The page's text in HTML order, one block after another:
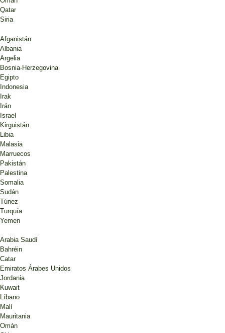
Qatar
Siria
Afganistán
Albania
Argelia
Bosnia-Herzegovina
Egipto
Indonesia
Irak
Irán
Israel
Kirguistán
Libia
Malasia
Marruecos
Pakistán
Palestina
Somalia
Sudán
Túnez
Turquía
Yemen
Arabia Saudí
Bahréin
Catar
Emiratos Árabes Unidos
Jordania
Kuwait
Líbano
Malí
Mauritania
Omán